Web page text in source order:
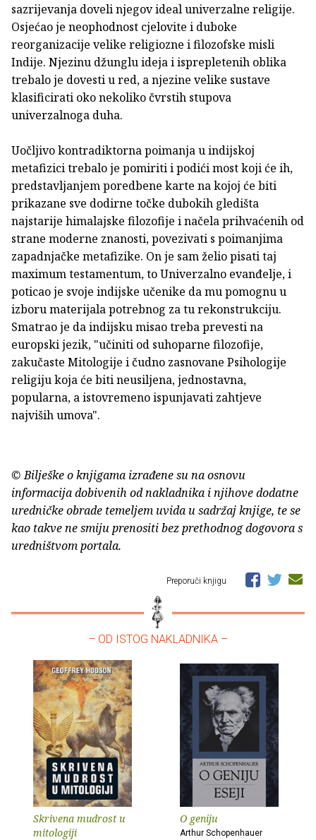
sazrijevanja doveli njegov ideal univerzalne religije.
Osjećao je neophodnost cjelovite i duboke
reorganizacije velike religiozne i filozofske misli
Indije. Njezinu džunglu ideja i isprepletenih oblika
trebalo je dovesti u red, a njezine velike sustave
klasificirati oko nekoliko čvrstih stupova
univerzalnoga duha.
Uočljivo kontradiktorna poimanja u indijskoj
metafizici trebalo je pomiriti i podići most koji će ih,
predstavljanjem poredbene karte na kojoj će biti
prikazane sve dodirne točke dubokih gledišta
najstarije himalajske filozofije i načela prihvaćenih od
strane moderne znanosti, povezivati s poimanjima
zapadnjačke metafizike. On je sam želio pisati taj
maximum testamentum, to Univerzalno evanđelje, i
poticao je svoje indijske učenike da mu pomognu u
izboru materijala potrebnog za tu rekonstrukciju.
Smatrao je da indijsku misao treba prevesti na
europski jezik, "učiniti od suhoparne filozofije,
zakučaste Mitologije i čudno zasnovane Psihologije
religiju koja će biti neusiljena, jednostavna,
popularna, a istovremeno ispunjavati zahtjeve
najviših umova".
© Bilješke o knjigama izrađene su na osnovu
informacija dobivenih od nakladnika i njihove dodatne
uredničke obrade temeljem uvida u sadržaj knjige, te se
kao takve ne smiju prenositi bez prethodnog dogovora s
uredništvom portala.
Preporuči knjigu
– OD ISTOG NAKLADNIKA –
Skrivena mudrost u
mitologiji
O geniju
Arthur Schopenhauer